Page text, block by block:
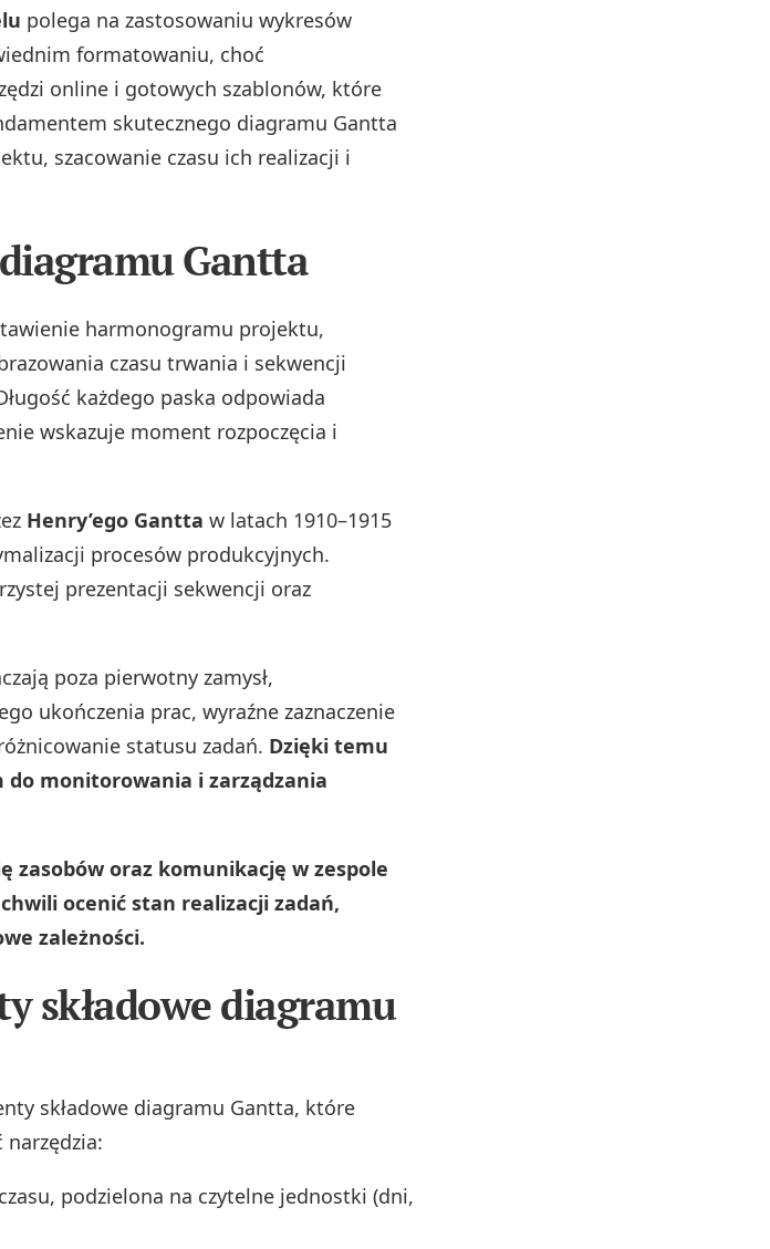
polega na zastosowaniu wykresów
formatowaniu, choć
online i gotowych szablonów, które
skutecznego diagramu Gantta
szacowanie czasu ich realizacji i
Gantta
harmonogramu projektu,
czasu trwania i sekwencji
każdego paska odpowiada
wskazuje moment rozpoczęcia i
Henry’ego Gantta w latach 1910–1915
procesów produkcyjnych.
prezentacji sekwencji oraz
poza pierwotny zamysł,
ukończenia prac, wyraźne zaznaczenie
statusu zadań. Dzięki temu
do monitorowania i zarządzania
zasobów oraz komunikację w zespole
ocenić stan realizacji zadań,
zależności.
składowe diagramu
składowe diagramu Gantta, które
podzielona na czytelne jednostki (dni,